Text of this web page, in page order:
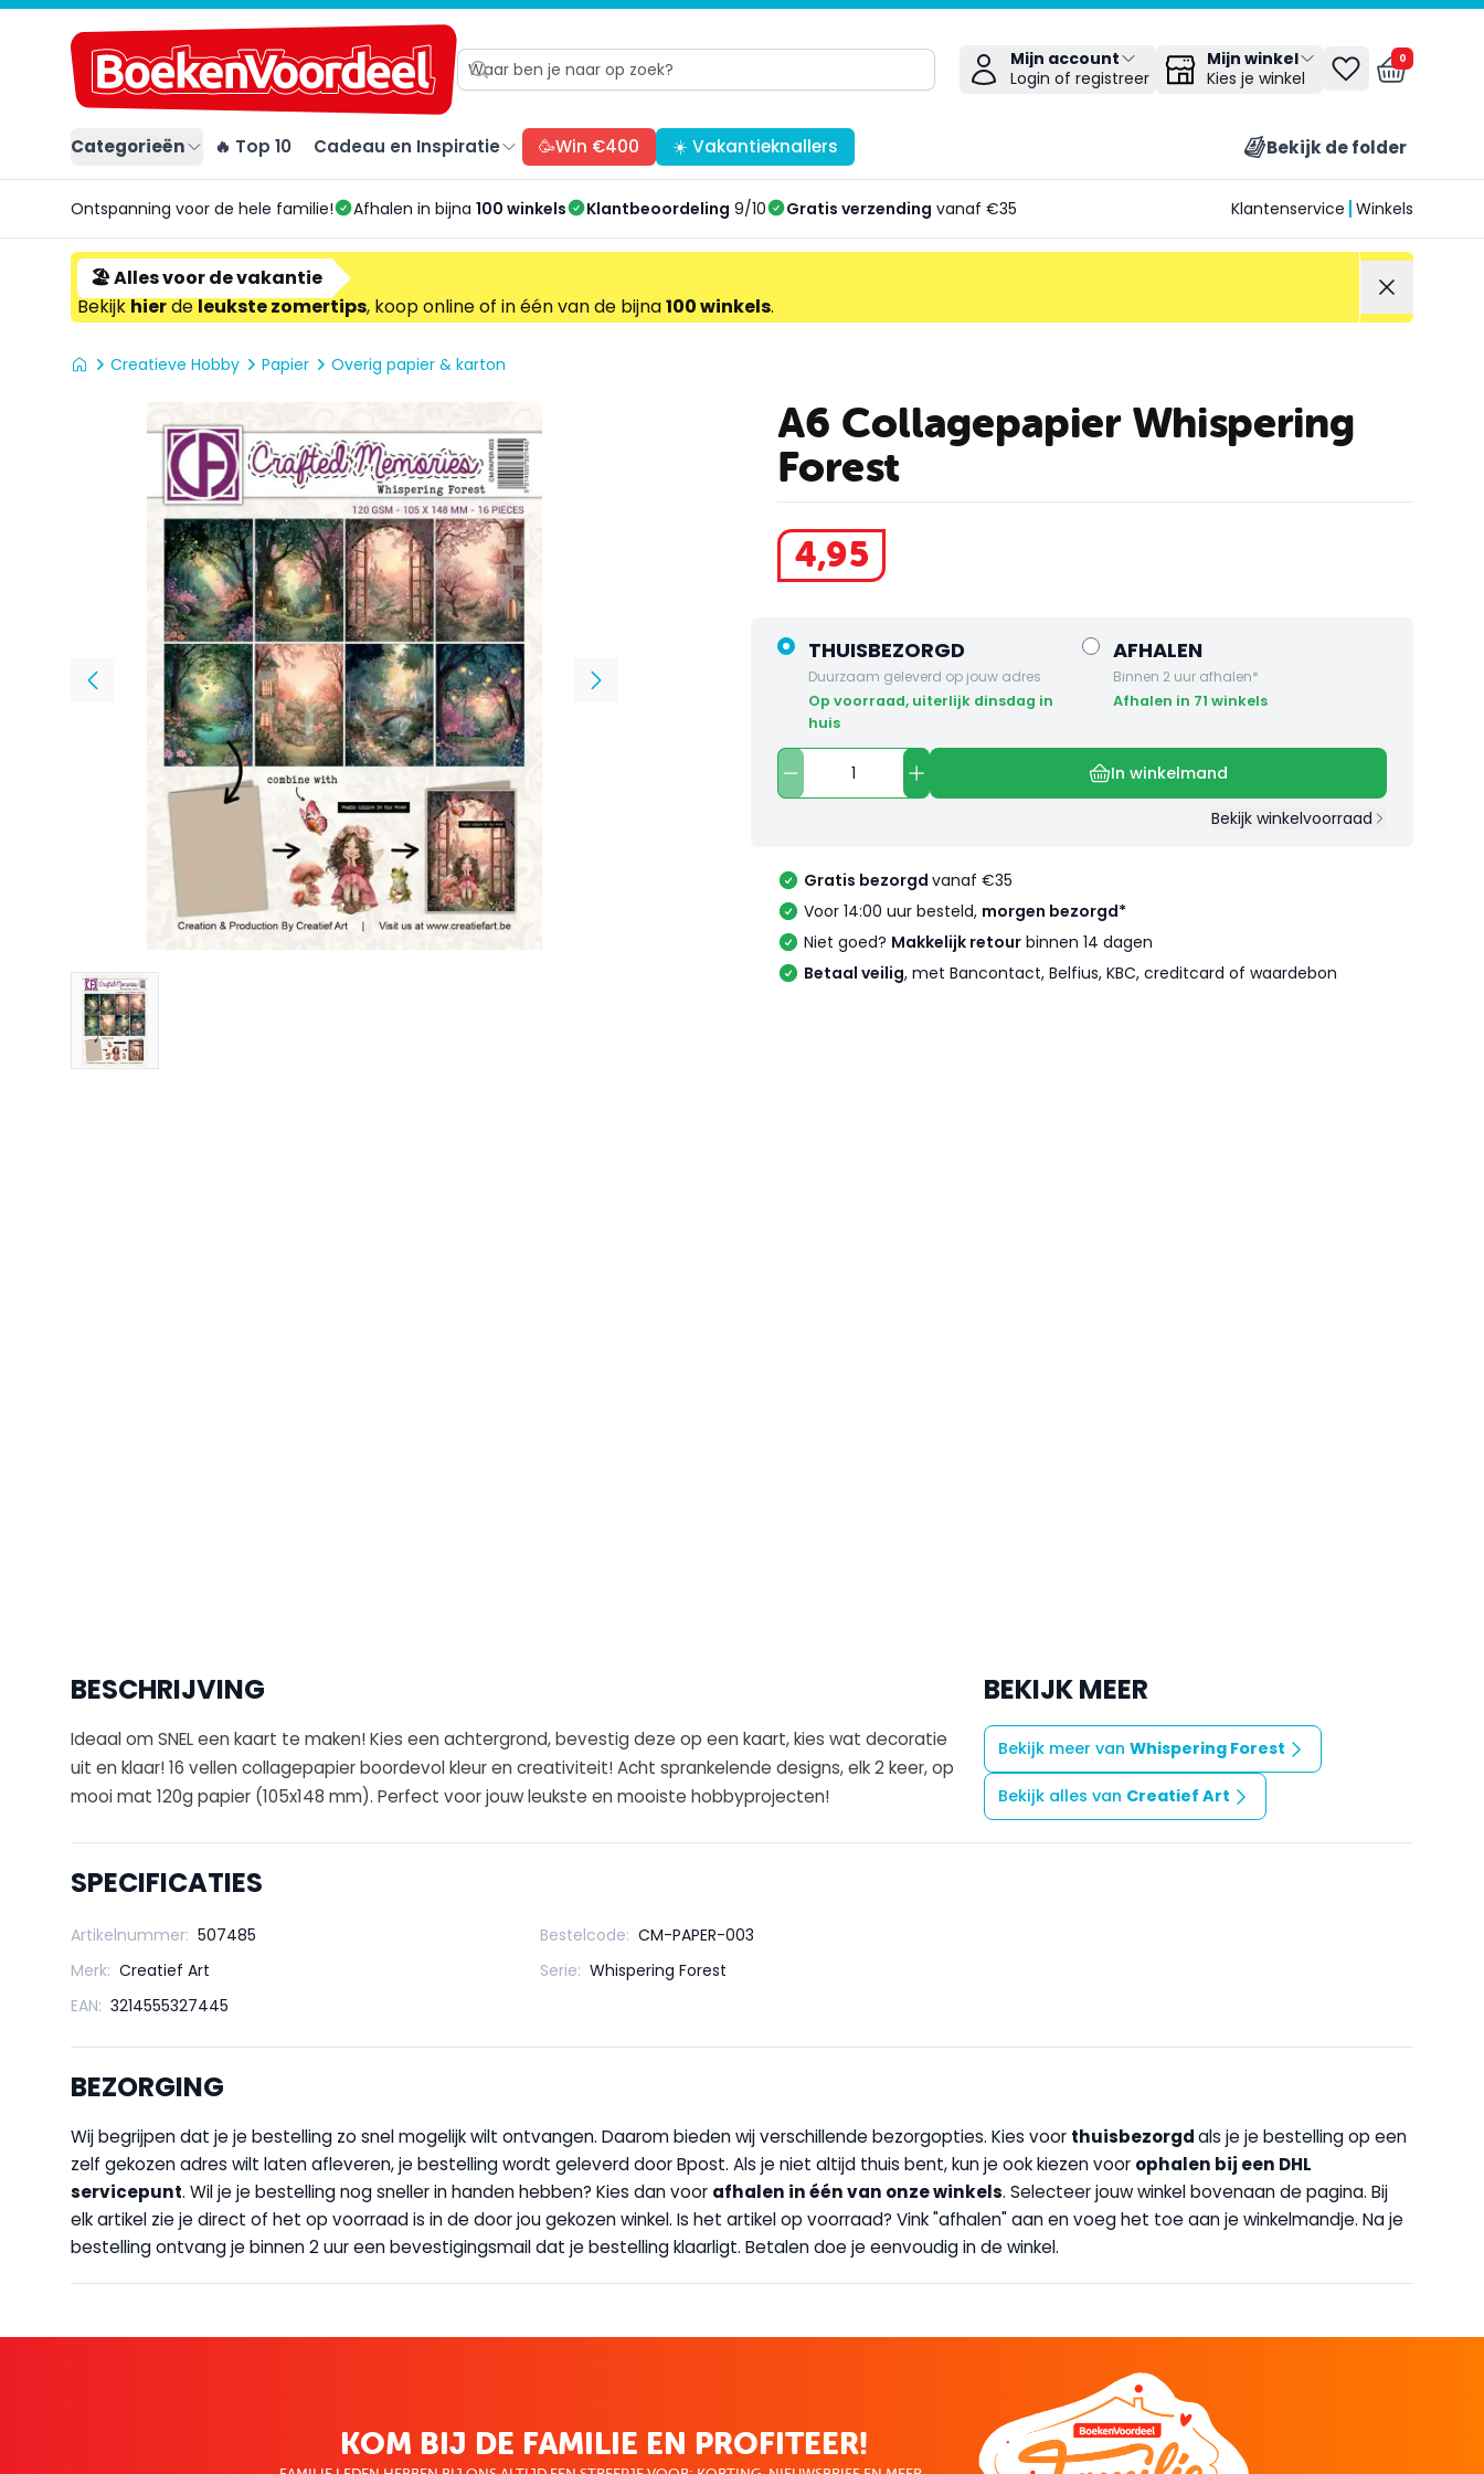
Mijn account
Login of registreer
Mijn winkel
Kies je winkel
0
Categorieën 🔥 Top 10 Cadeau en Inspiratie 🥳Win €400 ☀️ Vakantieknallers Bekijk de folder
Ontspanning voor de hele familie! Afhalen in bijna 100 winkels Klantbeoordeling 9/10 Gratis verzending vanaf €35 Klantenservice Winkels
🏖️ Alles voor de vakantie
Bekijkhierdeleukste zomertips, koop online of in één van de bijna100 winkels.
Creatieve Hobby Papier Overig papier & karton
A6 Collagepapier Whispering
Forest
4,95
THUISBEZORGD
Duurzaam geleverd op jouw adres
op voorraad, uiterlijk dinsdag in
huis
AFHALEN
Binnen 2 uur afhalen*
Afhalen in 71 winkels
In winkelmand
Bekijk winkelvoorraad
Gratis bezorgd vanaf €35
Voor 14:00 uur besteld, morgen bezorgd*
Niet goed? Makkelijk retour binnen 14 dagen
Betaal veilig, met Bancontact, Belfius, KBC, creditcard of waardebon
BEKIJK MEER
Bekijk meer van Whispering Forest
Bekijk alles van Creatief Art
BESCHRIJVING
Ideaal om SNEL een kaart te maken! Kies een achtergrond, bevestig deze op een kaart, kies wat decoratie
uit en klaar! 16 vellen collagepapier boordevol kleur en creativiteit! Acht sprankelende designs, elk 2 keer, op
mooi mat 120g papier (105x148 mm). Perfect voor jouw leukste en mooiste hobbyprojecten!
SPECIFICATIES
Artikelnummer: 507485 Bestelcode: CM-PAPER-003
Merk: Creatief Art Serie: Whispering Forest
EAN: 3214555327445
BEZORGING
Wij begrijpen dat je je bestelling zo snel mogelijk wilt ontvangen. Daarom bieden wij verschillende bezorgopties. Kies voor thuisbezorgdals je je bestelling op een
zelf gekozen adres wilt laten afleveren, je bestelling wordt geleverd door Bpost. Als je niet altijd thuis bent, kun je ook kiezen voor ophalen bij een DHL
servicepunt. Wil je je bestelling nog sneller in handen hebben? Kies dan voor afhalen in één van onze winkels. Selecteer jouw winkel bovenaan de pagina. Bij
elk artikel zie je direct of het op voorraad is in de door jou gekozen winkel. Is het artikel op voorraad? Vink "afhalen" aan en voeg het toe aan je winkelmandje. Na je
bestelling ontvang je binnen 2 uur een bevestigingsmail dat je bestelling klaarligt. Betalen doe je eenvoudig in de winkel.
KOM BIJ DE FAMILIE EN PROFITEER!